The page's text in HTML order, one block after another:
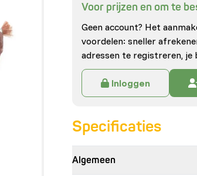
Voor prijzen en om te
Geen account? Het
voordelen: sneller
adressen te registreren, je
Inloggen
Specificaties
Algemeen